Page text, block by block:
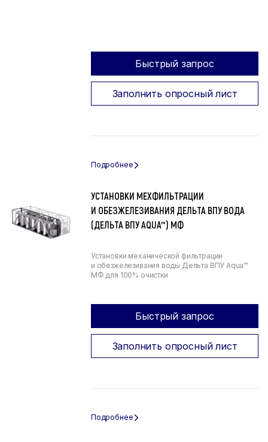
Быстрый запрос
Заполнить опросный лист
УСТАНОВКИ МЕХФИЛЬТРАЦИИ
И ОБЕЗЖЕЛЕЗИВАНИЯ ДЕЛЬТА ВПУ ВОДА
(ДЕЛЬТА ВПУ AQUA™) МФ
Установки механической фильтрации
и обезжелезивания воды Дельта ВПУ Aqua™
МФ для 100% очистки
Быстрый запрос
Заполнить опросный лист